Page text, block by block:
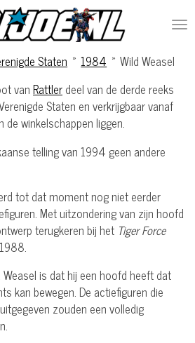
Staten » 1984 » Wild Weasel
vanRattlerdeel van de derde reeks
Staten en verkrijgbaar vanaf
winkelschappen liggen.
telling van 1994 geen andere
tot dat moment nog niet eerder
Met uitzondering van zijn hoofd
terugkeren bij het Tiger Force
Weasel is dat hij een hoofd heeft dat
kan bewegen. De actiefiguren die
zouden een volledig